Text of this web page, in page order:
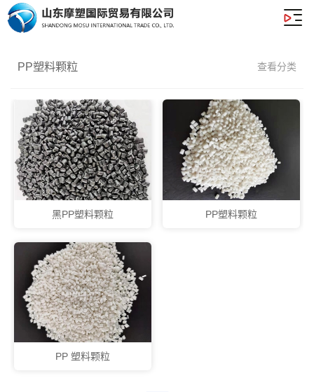
PP塑料颗粒 查看分类
黑PP塑料颗粒 PP塑料颗粒
PP 塑料颗粒